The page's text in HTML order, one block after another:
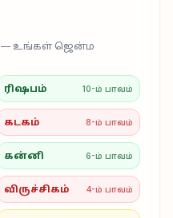
— உங்கள் ஜென்ம
ரிஷபம் 10-ம் பாவம்
கடகம் 8-ம் பாவம்
கன்னி 6-ம் பாவம்
விருச்சிகம் 4-ம் பாவம்